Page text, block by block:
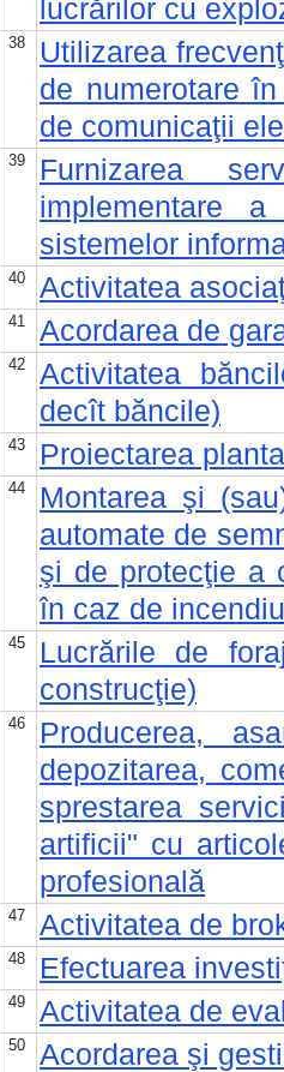
lucrărilor cu
38
Utilizarea
de numerotare
de comunicaţii
39
Furnizarea
implementare
sistemelor
40 Activitatea
41 Acordarea de
42
Activitatea
decît băncile)
43 Proiectarea
44
Montarea şi
automate de
şi de protecţie a
în caz de incendiu
45
Lucrările de
construcţie)
46
Producerea,
depozitarea,
sprestarea
artificii" cu
profesională
47 Activitatea de
48 Efectuarea
49 Activitatea de
50 Acordarea şi